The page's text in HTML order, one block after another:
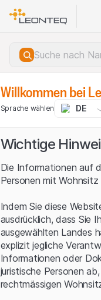
Willkommen bei
Sprache wählen DE
Wichtige
Die Informationen auf
Personen mit
Indem Sie diese
ausdrücklich, dass Sie
ausgewählten Landes
explizit jegliche
Informationen oder
juristische Personen
rechtmässigen